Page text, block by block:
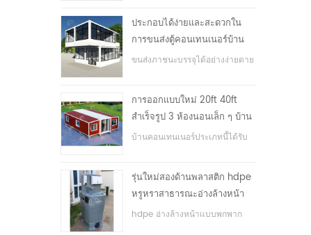
ประกอบได้ง่ายและสะดวกใน
การขนส่งตู้คอนเทนเนอร์บ้าน
ขนส่งภาชนะบรรจุได้อย่างง่ายดาย
การออกแบบใหม่ 20ft 40ft
สำเร็จรูป 3 ห้องนอนเล็ก ๆ บ้าน
ภาชนะขยาย
บ้านคอนเทนเนอร์ประเภทนี้ได้รับ
ห้องน้ำและระบบไฟฟ้า
รุ่นใหม่สองด้านพลาสติก hdpe
หรูหราสาธารณะอ่างล้างหน้า
มือ
hdpe อ่างล้างหน้าแบบพกพาก